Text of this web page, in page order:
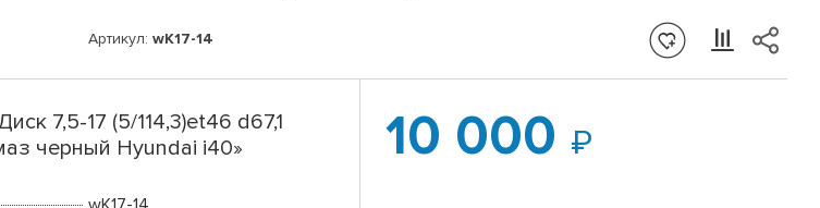
Артикул: wK17-14
7,5-17 (5/114,3)et46 d67,1
черный Hyundai i40»
10 000